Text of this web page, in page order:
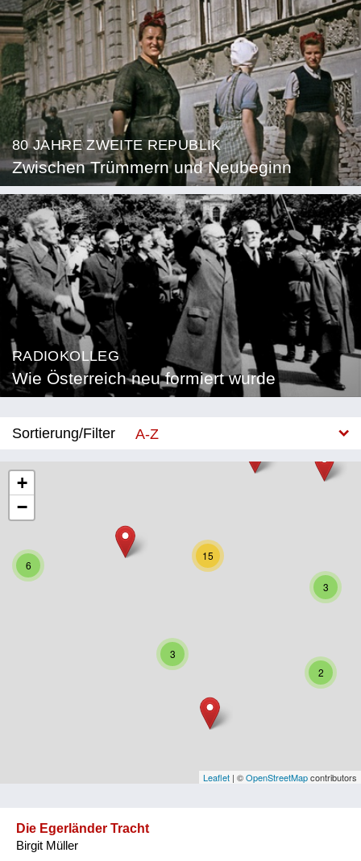
80 JAHRE ZWEITE REPUBLIK
Zwischen Trümmern und Neubeginn
RADIOKOLLEG
Wie Österreich neu formiert wurde
Sortierung/Filter
A-Z
Burgenland
Oberösterreich
Salzburg
Steiermark
Vorarlberg
3
3
2
15
6
+
−
Leaflet | ©OpenStreetMapcontributors
Die Egerländer Tracht
Birgit Müller